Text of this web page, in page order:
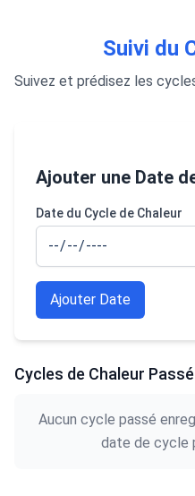
Suivi du
Suivez et prédisez les
Ajouter une Date
Date du Cycle de Chaleur
Ajouter Date
Cycles de Chaleur
Aucun cycle passé
date de cycle